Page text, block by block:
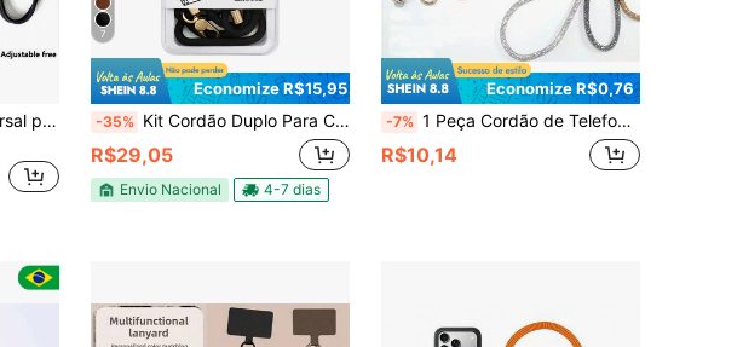
Cordão Ajustável e Universal para Celular, Cordão Retrátil, Corrente de Celular Longa e Durável Anti-Queda para Uso Externo
7
Economize R$15,95
-35% Kit Cordão Duplo Para Celular De Mão e Pescoço 2 em 1 ajustável transversal Anti - perda
R$29,05
Envio Nacional 4-7 dias
Economize R$0,76
-7% 1 Peça Cordão de Telefone de Luxo com Strass, Estilo Transversal Longo Feminino de Alta Gama com Corrente Cheia de Diamantes, Nova Pulseira Delicada e Cintilante, Corrente de Bolsa de Alta Gama, Alça Anti-Perda Popular para Câmera
R$10,14